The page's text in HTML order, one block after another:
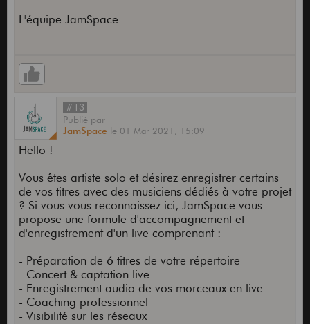
L'équipe JamSpace
#13
Publié par
JamSpace le 01 Mar 2021, 15:09
Hello !
Vous êtes artiste solo et désirez enregistrer certains
de vos titres avec des musiciens dédiés à votre projet
? Si vous vous reconnaissez ici, JamSpace vous
propose une formule d'accompagnement et
d'enregistrement d'un live comprenant :
- Préparation de 6 titres de votre répertoire
- Concert & captation live
- Enregistrement audio de vos morceaux en live
- Coaching professionnel
- Visibilité sur les réseaux